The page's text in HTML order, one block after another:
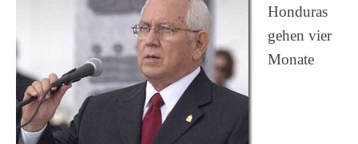
Honduras
gehen vier
Monate